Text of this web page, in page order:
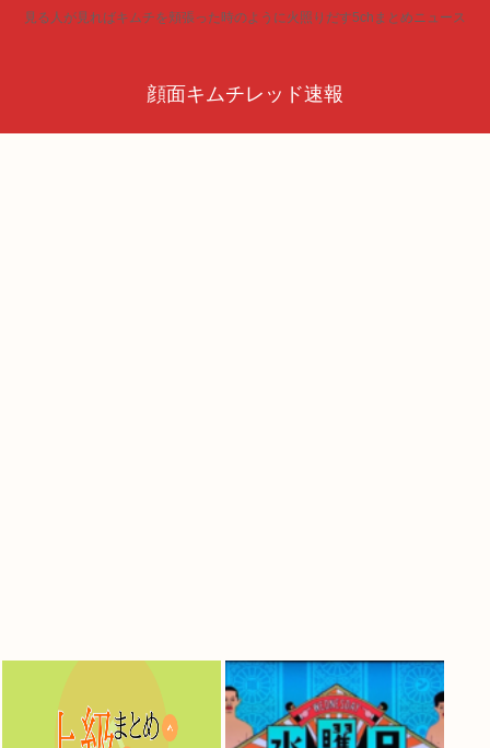
見る人が見ればキムチを頬張った時のように火照りだす5chまとめニュース
顔面キムチレッド速報